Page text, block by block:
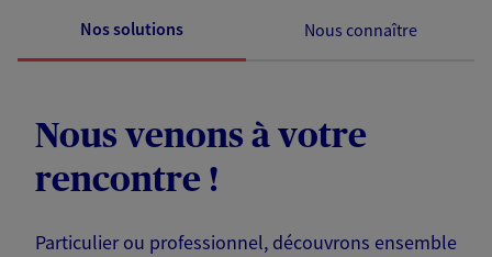
Nos solutions Nous connaître
Nous venons à votre
rencontre !
Particulier ou professionnel, découvrons ensemble